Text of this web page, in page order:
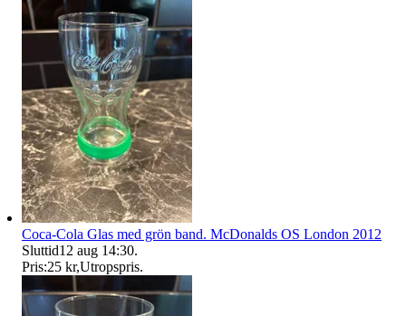
Coca-Cola Glas med grön band. McDonalds OS London 2012
Sluttid12 aug 14:30.
Pris:25 kr,Utropspris.